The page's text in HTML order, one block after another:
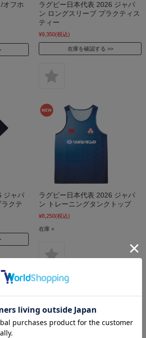
オフホ
ラグビー日本代表 2026 ジャパ
ン ロングスリーブ プラクティス
ティー
¥9,350(税込)
在庫を確認する
ジャパ
クテ
ラグビー日本代表 2026 ジャパ
ン トレーニングタンクトップ
¥8,250(税込)
在庫 ×